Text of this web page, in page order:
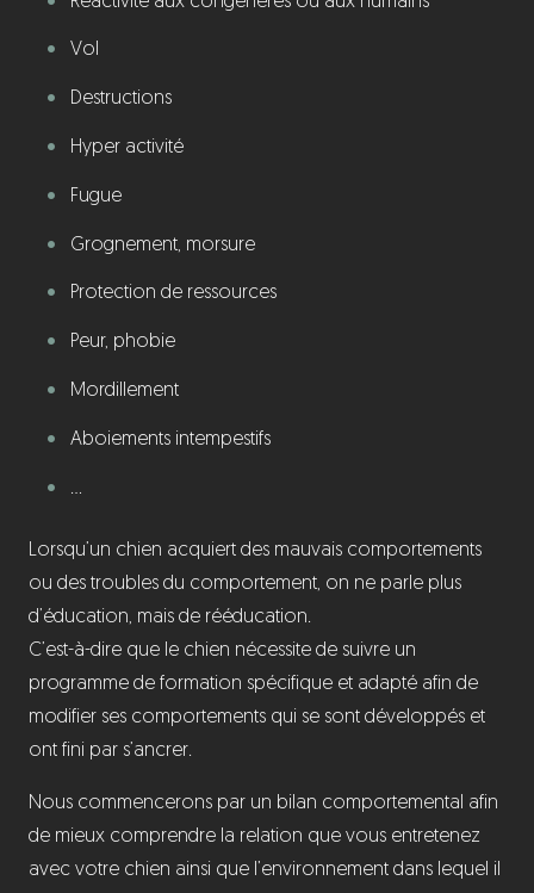
Vol
Destructions
Hyper activité
Fugue
Grognement, morsure
Protection de ressources
Peur, phobie
Mordillement
Aboiements intempestifs
…
Lorsqu’un chien acquiert des mauvais comportements
ou des troubles du comportement, on ne parle plus
d’éducation, mais de rééducation.
C’est-à-dire que le chien nécessite de suivre un
programme de formation spécifique et adapté afin de
modifier ses comportements qui se sont développés et
ont fini par s’ancrer.
Nous commencerons par un bilan comportemental afin
de mieux comprendre la relation que vous entretenez
avec votre chien ainsi que l’environnement dans lequel il